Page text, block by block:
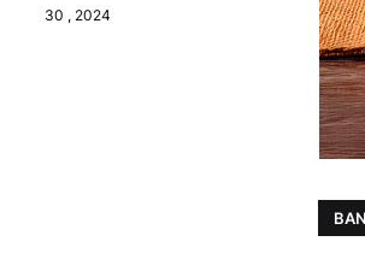
30 , 2024